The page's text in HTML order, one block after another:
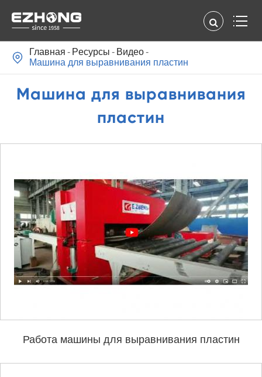
 Главная Pесурсы
Видео
Машина для выравнивания пластин
Машина для выравнивания
пластин
Работа машины для выравнивания пластин